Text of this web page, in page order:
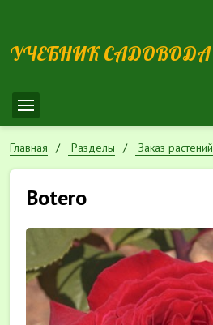
УЧЕБНИК САДОВОДА
Главная Разделы Заказ растений
Botero